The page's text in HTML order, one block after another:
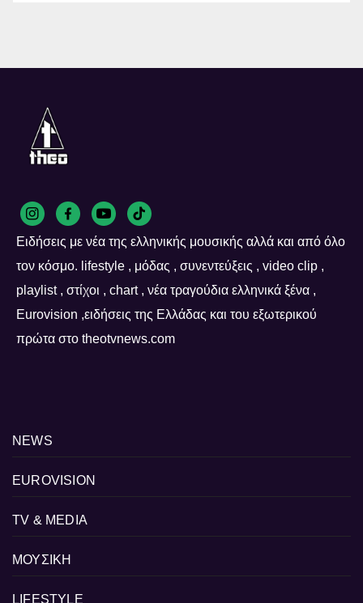
Ειδήσεις με νέα της ελληνικής μουσικής αλλά και από όλο
τον κόσμο. lifestyle , μόδας , συνεντεύξεις , video clip ,
playlist , στίχοι , chart , νέα τραγούδια ελληνικά ξένα ,
Eurovision ,ειδήσεις της Ελλάδας και του εξωτερικού
πρώτα στο theotvnews.com
NEWS
EUROVISION
TV & MEDIA
ΜΟΥΣΙΚΗ
LIFESTYLE